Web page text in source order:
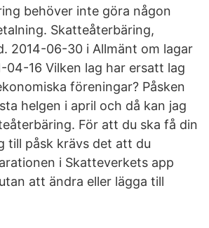
behöver inte göra någon
Skatteåterbäring,
2014-06-30 i Allmänt om lagar
04-16 Vilken lag har ersatt lag
föreningar? Påsken
helgen i april och då kan jag
För att du ska få din
till påsk krävs det att du
i Skatteverkets app
att ändra eller lägga till